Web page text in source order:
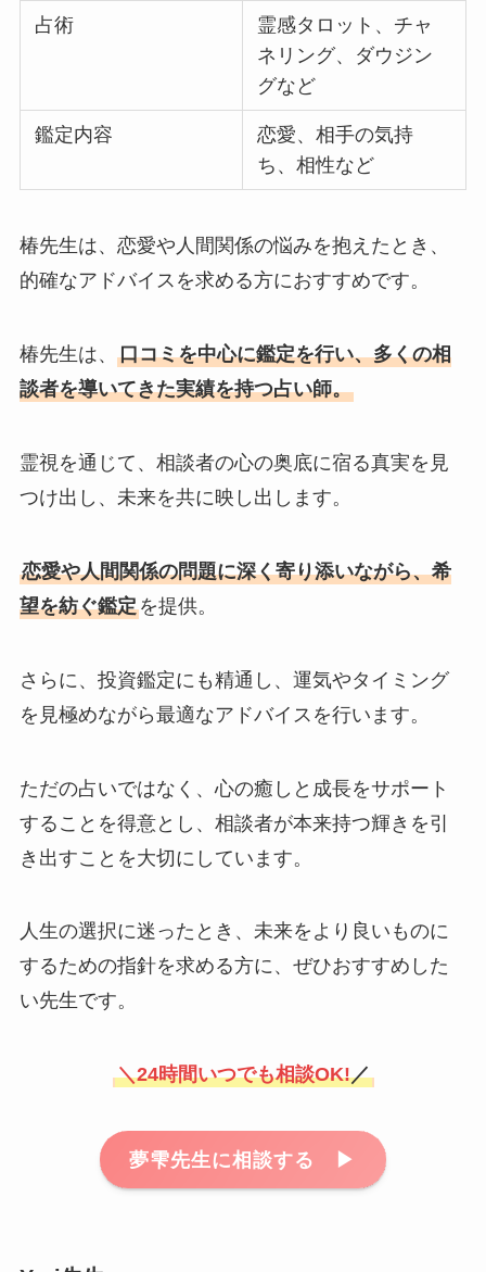
占術
霊感タロット、チャ
ネリング、ダウジン
グなど
鑑定内容
恋愛、相手の気持
ち、相性など
椿先生は、恋愛や人間関係の悩みを抱えたとき、
的確なアドバイスを求める方におすすめです。
椿先生は、 口コミを中心に鑑定を行い、多くの相
談者を導いてきた実績を持つ占い師。
霊視を通じて、相談者の心の奥底に宿る真実を見
つけ出し、未来を共に映し出します。
恋愛や人間関係の問題に深く寄り添いながら、希
望を紡ぐ鑑定を提供。
さらに、投資鑑定にも精通し、運気やタイミング
を見極めながら最適なアドバイスを行います。
ただの占いではなく、心の癒しと成長をサポート
することを得意とし、相談者が本来持つ輝きを引
き出すことを大切にしています。
人生の選択に迷ったとき、未来をより良いものに
するための指針を求める方に、ぜひおすすめした
い先生です。
＼24時間いつでも相談OK!／
夢雫先生に相談する ▶